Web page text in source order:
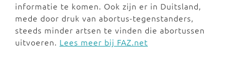
informatie te komen. Ook zijn er in Duitsland,
mede door druk van abortus-tegenstanders,
steeds minder artsen te vinden die abortussen
uitvoeren. Lees meer bij FAZ.net